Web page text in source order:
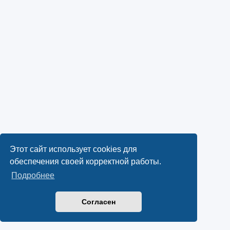
Этот сайт использует cookies для
обеспечения своей корректной работы.
Подробнее
Согласен